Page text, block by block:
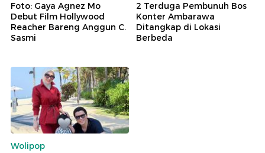
Foto: Gaya Agnez Mo
Debut Film Hollywood
Reacher Bareng Anggun C.
Sasmi
2 Terduga Pembunuh Bos
Konter Ambarawa
Ditangkap di Lokasi
Berbeda
Wolipop